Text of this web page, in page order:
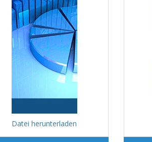
Datei herunterladen